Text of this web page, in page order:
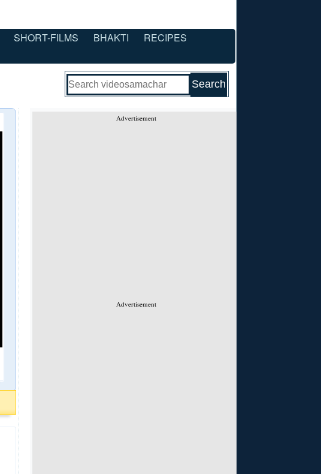
SHORT-FILMS BHAKTI
RECIPES
Advertisement
Advertisement